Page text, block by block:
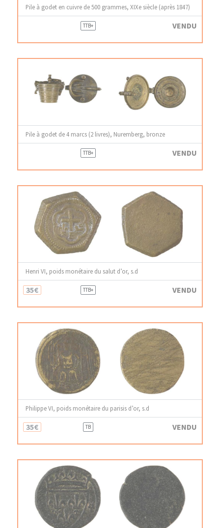
Pile à godet en cuivre de 500 grammes, XIXe siècle (après 1847)
TTB+ VENDU
Pile à godet de 4 marcs (2 livres), Nuremberg, bronze
TTB+ VENDU
Henri VI, poids monétaire du salut d’or, s.d
35€ TTB+ VENDU
Philippe VI, poids monétaire du parisis d’or, s.d
35€ TB VENDU